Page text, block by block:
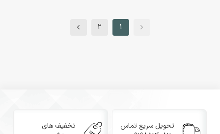
1
2
تحویل سریع تماس
تخفیف های